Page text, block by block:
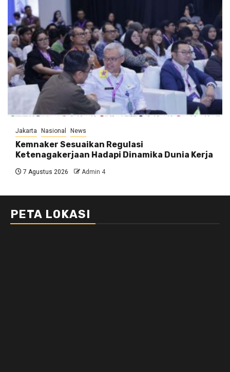
Jakarta Nasional News
Kemnaker Sesuaikan Regulasi
Ketenagakerjaan Hadapi Dinamika Dunia Kerja
7 Agustus 2026 Admin 4
PETA LOKASI